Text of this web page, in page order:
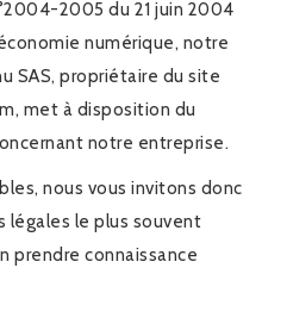
2005 du 21 juin 2004
numérique, notre
SAS, propriétaire du site
met à disposition du
notre entreprise.
nous vous invitons donc
légales le plus souvent
prendre connaissance